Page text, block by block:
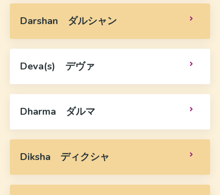
Darshan ダルシャン
Deva(s) デヴァ
Dharma ダルマ
Diksha ディクシャ